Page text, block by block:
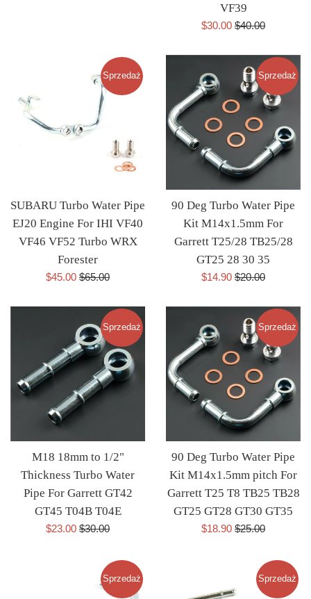
VF39
Cena
$30.00 Cena
$40.00
SUBARU Turbo Water Pipe
EJ20 Engine For IHI VF40
VF46 VF52 Turbo WRX
Forester
Cena
$45.00 Cena
$65.00
Sprzedaż
90 Deg Turbo Water Pipe
Kit M14x1.5mm For
Garrett T25/28 TB25/28
GT25 28 30 35
Cena
$14.90 Cena
$20.00
Sprzedaż
M18 18mm to 1/2"
Thickness Turbo Water
Pipe For Garrett GT42
GT45 T04B T04E
Cena
$23.00 Cena
$30.00
Sprzedaż
90 Deg Turbo Water Pipe
Kit M14x1.5mm pitch For
Garrett T25 T8 TB25 TB28
GT25 GT28 GT30 GT35
Cena
$18.90 Cena
$25.00
Sprzedaż
Sprzedaż Sprzedaż